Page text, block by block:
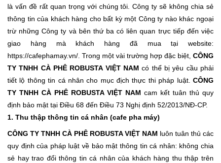
là vấn đề rất quan trọng với chúng tôi. Công ty sẽ không chia sẻ
thông tin của khách hàng cho bất kỳ một Công ty nào khác ngoại
trừ những Công ty và bên thứ ba có liên quan trực tiếp đến việc
giao hàng mà khách hàng đã mua tại website:
https://cafephamay.vn/ . Trong một vài trường hợp đặc biệt, CÔNG
TY TNHH CÀ PHÊ ROBUSTA VIỆT NAM có thể bị yêu cầu phải
tiết lộ thông tin cá nhân cho mục địch thực thi pháp luật. CÔNG
TY TNHH CÀ PHÊ ROBUSTA VIỆT NAM cam kết tuân thủ quy
định bảo mật tại Điều 68 đến Điều 73 Nghị định 52/2013/NĐ-CP.
1. Thu thập thông tin cá nhân (cafe pha máy)
CÔNG TY TNHH CÀ PHÊ ROBUSTA VIỆT NAM luôn tuân thủ các
quy định của pháp luật về bảo mật thông tin cá nhân: không chia
sẻ hay trao đổi thông tin cá nhân của khách hàng thu thập trên